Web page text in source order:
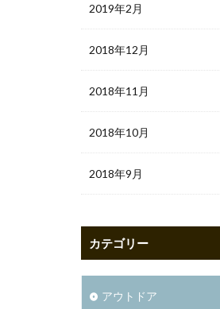
2019年2月
2018年12月
2018年11月
2018年10月
2018年9月
カテゴリー
アウトドア